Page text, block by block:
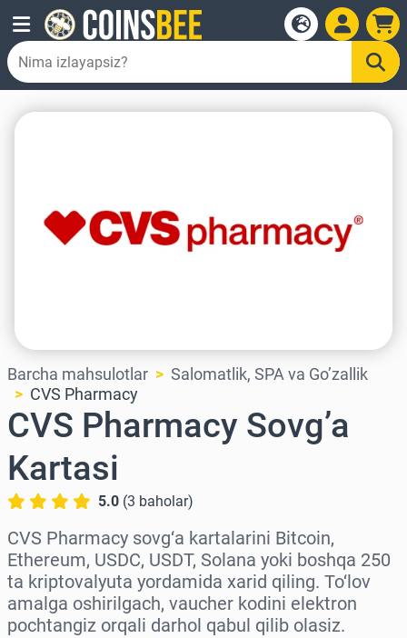
Barcha mahsulotlar
Salomatlik, SPA va Go’zallik
CVS Pharmacy
CVS Pharmacy Sovg’a
Kartasi
5.0 (3 baholar)
CVS Pharmacy sovg‘a kartalarini Bitcoin,
Ethereum, USDC, USDT, Solana yoki boshqa 250
ta kriptovalyuta yordamida xarid qiling. To‘lov
amalga oshirilgach, vaucher kodini elektron
pochtangiz orqali darhol qabul qilib olasiz.